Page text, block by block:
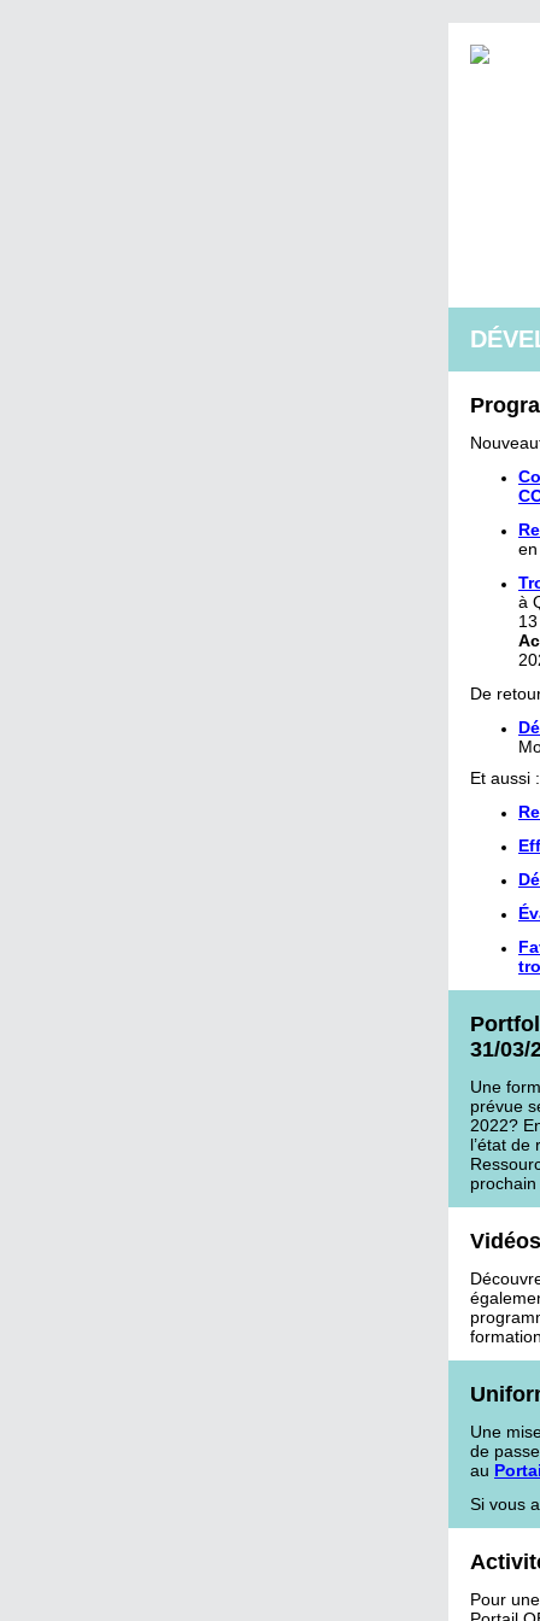
à
De
Et aussi
31/03/
Une
prévue
2022?
l’état
Une
de
au
Si vous
Pour